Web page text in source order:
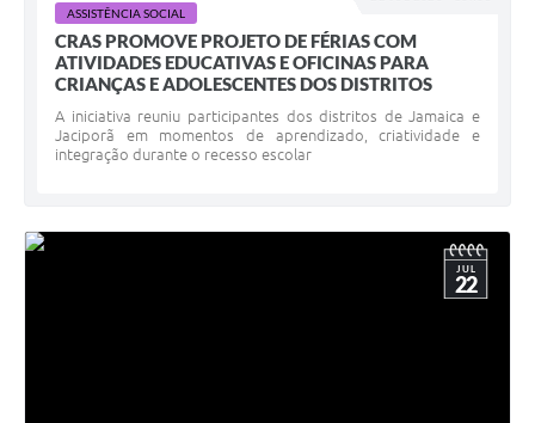
ASSISTÊNCIA SOCIAL
CRAS PROMOVE PROJETO DE FÉRIAS COM
ATIVIDADES EDUCATIVAS E OFICINAS PARA
CRIANÇAS E ADOLESCENTES DOS DISTRITOS
A iniciativa reuniu participantes dos distritos de Jamaica e
Jaciporã em momentos de aprendizado, criatividade e
integração durante o recesso escolar
JUL
22